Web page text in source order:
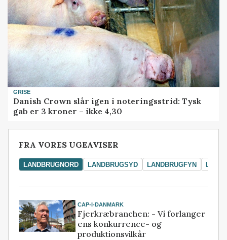
GRISE
Danish Crown slår igen i noteringsstrid: Tysk
gab er 3 kroner – ikke 4,30
FRA VORES UGEAVISER
LANDBRUGNORD LANDBRUGSYD LANDBRUGFYN
CAP-I-DANMARK
Fjerkræbranchen: - Vi forlanger
ens konkurrence- og
produktionsvilkår